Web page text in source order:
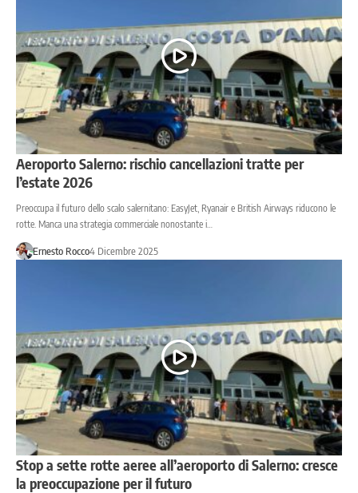
Aeroporto Salerno: rischio cancellazioni tratte per
l’estate 2026
Preoccupa il futuro dello scalo salernitano: EasyJet, Ryanair e British Airways riducono le
rotte. Manca una strategia commerciale nonostante i…
Ernesto Rocco4 Dicembre 2025
Stop a sette rotte aeree all’aeroporto di Salerno: cresce
la preoccupazione per il futuro